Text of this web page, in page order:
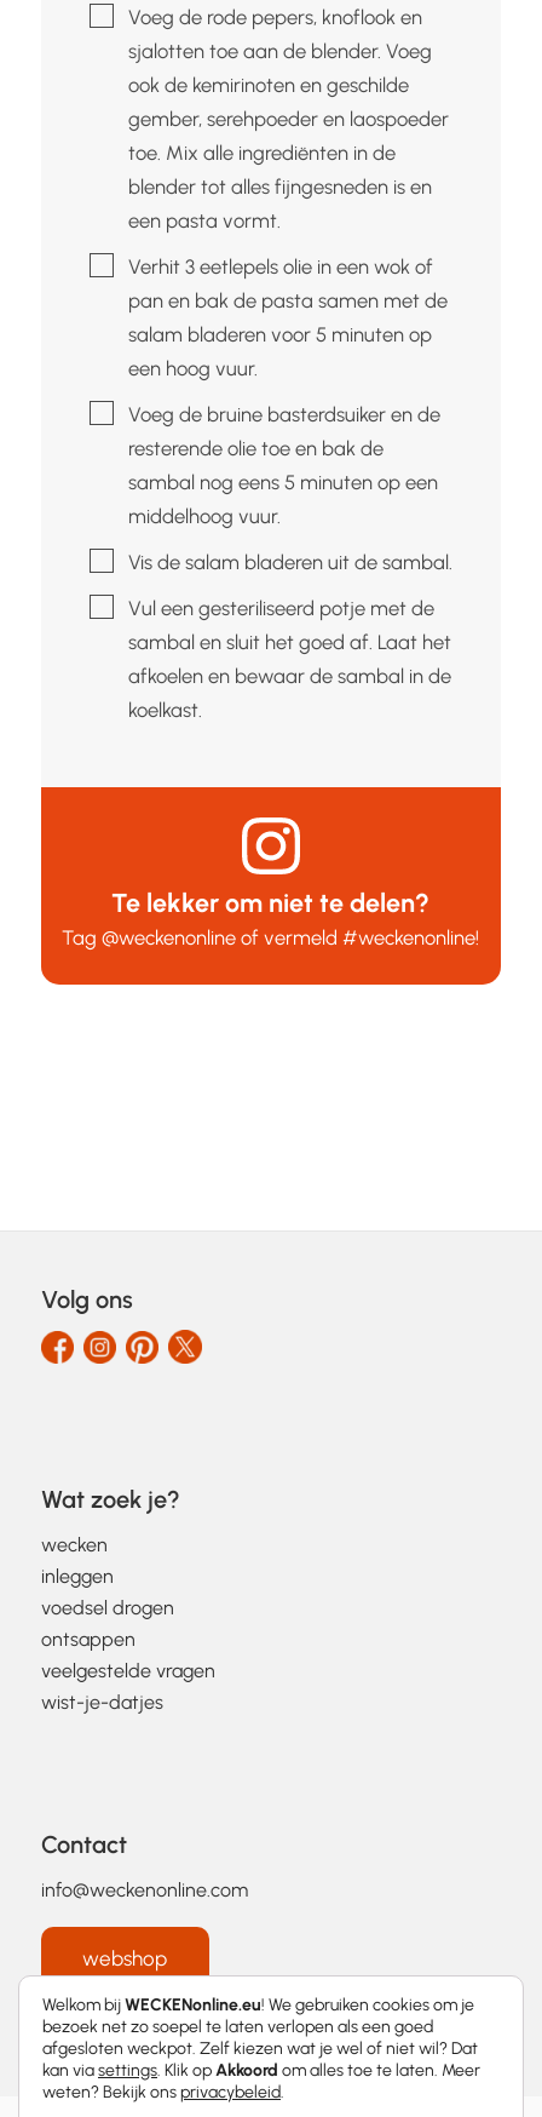
▢Voeg de rode pepers, knoflook en
sjalotten toe aan de blender. Voeg
ook de kemirinoten en geschilde
gember, serehpoeder en laospoeder
toe. Mix alle ingrediënten in de
blender tot alles fijngesneden is en
een pasta vormt.
▢Verhit 3 eetlepels olie in een wok of
pan en bak de pasta samen met de
salam bladeren voor 5 minuten op
een hoog vuur.
▢Voeg de bruine basterdsuiker en de
resterende olie toe en bak de
sambal nog eens 5 minuten op een
middelhoog vuur.
▢Vis de salam bladeren uit de sambal.
▢Vul een gesteriliseerd potje met de
sambal en sluit het goed af. Laat het
afkoelen en bewaar de sambal in de
koelkast.
Te lekker om niet te delen?
Tag@weckenonline of vermeld#weckenonline!
Volg ons
Wat zoek je?
wecken
inleggen
voedsel drogen
ontsappen
veelgestelde vragen
wist-je-datjes
Contact
info@weckenonline.com
webshop
Welkom bijWECKENonline.eu! We gebruiken cookies om je
bezoek net zo soepel te laten verlopen als een goed
afgesloten weckpot. Zelf kiezen wat je wel of niet wil? Dat
kan viasettings. Klik opAkkoord om alles toe te laten. Meer
weten? Bekijk onsprivacybeleid.